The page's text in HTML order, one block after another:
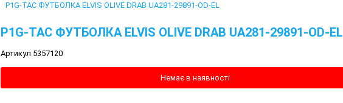
P1G-TAC ФУТБОЛКА ELVIS OLIVE DRAB UA281-29891-OD-EL
P1G-TAC ФУТБОЛКА ELVIS OLIVE DRAB UA281-29891-OD-EL
Артикул 5357120
Немає в наявності